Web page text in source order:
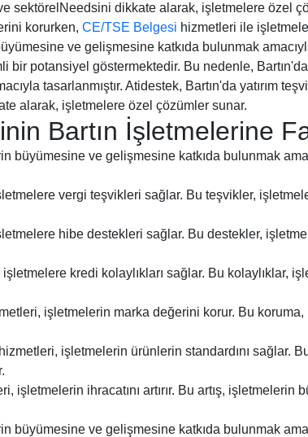
sektörelNeedsini dikkate alarak, işletmelere özel
korurken, CE/TSE Belgesi hizmetleri ile
ve gelişmesine katkıda bulunmak
bir potansiyel göstermektedir. Bu nedenle,
tasarlanmıştır. Atidestek, Bartın'da yatırım
alarak, işletmelere özel çözümler sunar.
Bartın İşletmelerine
büyümesine ve gelişmesine katkıda bulunmak
vergi teşvikleri sağlar. Bu teşvikler,
hibe destekleri sağlar. Bu destekler,
işletmelere kredi kolaylıkları sağlar. Bu kolaylıklar,
işletmelerin marka değerini korur. Bu
hizmetleri, işletmelerin ürünlerin standardını sağlar.
işletmelerin ihracatını artırır. Bu artış,
büyümesine ve gelişmesine katkıda bulunmak